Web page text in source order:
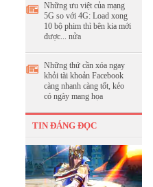
Những ưu việt của mạng
5G so với 4G: Load xong
10 bộ phim thì bên kia mới
được... nửa
Những thứ cần xóa ngay
khỏi tài khoản Facebook
càng nhanh càng tốt, kẻo
có ngày mang họa
TIN ĐÁNG ĐỌC